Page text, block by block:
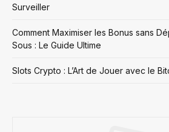
Surveiller
Comment Maximiser les Bonus sans
Sous : Le Guide Ultime
Slots Crypto : L’Art de Jouer avec le